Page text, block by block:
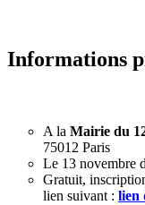
Informations
A la Mairie du
75012 Paris
Le 13 novembre
Gratuit,
lien suivant : lien